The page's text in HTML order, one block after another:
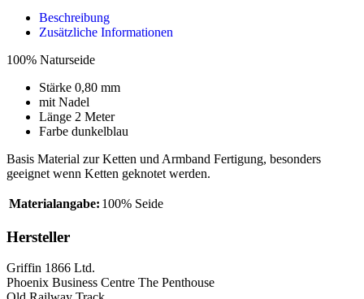
Beschreibung
Zusätzliche Informationen
100% Naturseide
Stärke 0,80 mm
mit Nadel
Länge 2 Meter
Farbe dunkelblau
Basis Material zur Ketten und Armband Fertigung, besonders
geeignet wenn Ketten geknotet werden.
Materialangabe: 100% Seide
Hersteller
Griffin 1866 Ltd.
Phoenix Business Centre The Penthouse